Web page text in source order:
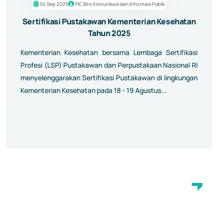
04 Sep 2025 PIC Biro Komunikasi dan Informasi Publik
Sertifikasi Pustakawan Kementerian Kesehatan
Tahun 2025
Kementerian Kesehatan bersama Lembaga Sertifikasi
Profesi (LSP) Pustakawan dan Perpustakaan Nasional RI
menyelenggarakan Sertifikasi Pustakawan di lingkungan
Kementerian Kesehatan pada 18 - 19 Agustus...